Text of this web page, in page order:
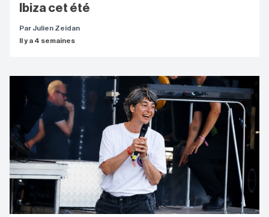
Ibiza cet été
Par Julien Zeidan
Il y a 4 semaines